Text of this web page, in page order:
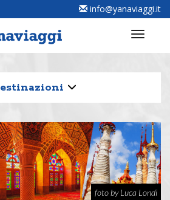
info@yanaviaggi.it
foto by Luca Londi